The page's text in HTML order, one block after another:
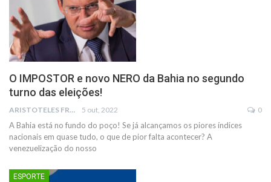
O IMPOSTOR e novo NERO da Bahia no segundo
turno das eleições!
ARISTOTELES FRANCO 5 out, 2022 0
A Bahia está no fundo do poço! Se já alcançamos os piores índices
nacionais em quase tudo, o que de pior falta acontecer? A
venezuelização do nosso
ESPORTE